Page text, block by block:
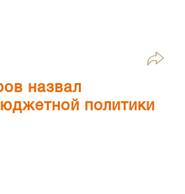
назвал
политики